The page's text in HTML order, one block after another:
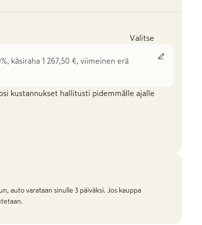
Valitse
käsiraha 1 267,50 €, viimeinen erä
kustannukset hallitusti pidemmälle ajalle
auto varataan sinulle 3 päiväksi. Jos kauppa